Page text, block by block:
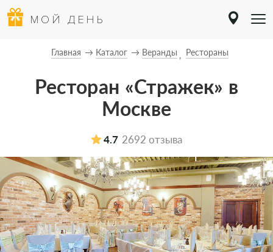
МОЙ ДЕНЬ
Главная Каталог Веранды Рестораны
Ресторан «Стражек» в
Москве
4.7 2692 отзыва